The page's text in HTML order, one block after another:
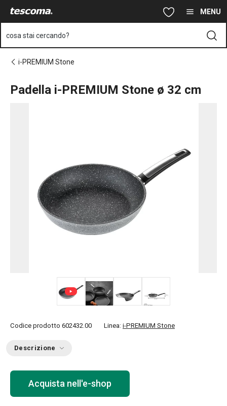
Vai al contenuto principale MENU
cosa stai cercando?
i-PREMIUM Stone
Padella i-PREMIUM Stone ø 32 cm
Codice prodotto 602432.00 Linea: i-PREMIUM Stone
Descrizione
Acquista nell'e-shop